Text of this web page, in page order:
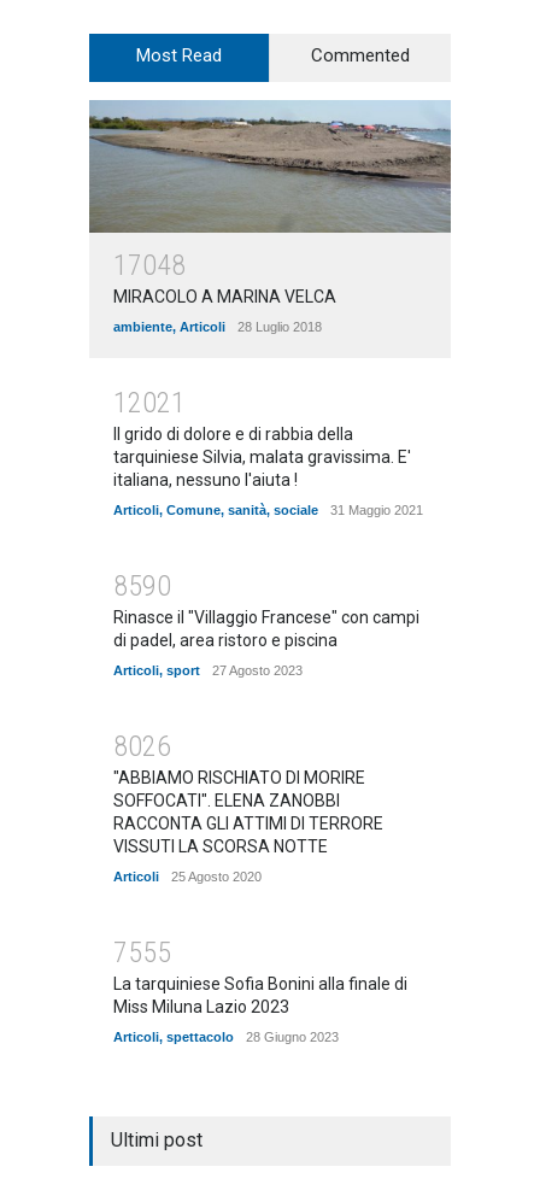
Most Read Commented
17048
MIRACOLO A MARINA VELCA
ambiente, Articoli 28 Luglio 2018
12021
Il grido di dolore e di rabbia della
tarquiniese Silvia, malata gravissima. E'
italiana, nessuno l'aiuta !
Articoli, Comune, sanità, sociale 31 Maggio 2021
8590
Rinasce il "Villaggio Francese" con campi
di padel, area ristoro e piscina
Articoli, sport 27 Agosto 2023
8026
"ABBIAMO RISCHIATO DI MORIRE
SOFFOCATI". ELENA ZANOBBI
RACCONTA GLI ATTIMI DI TERRORE
VISSUTI LA SCORSA NOTTE
Articoli 25 Agosto 2020
7555
La tarquiniese Sofia Bonini alla finale di
Miss Miluna Lazio 2023
Articoli, spettacolo 28 Giugno 2023
Ultimi post